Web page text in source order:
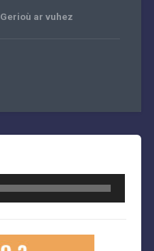
Gerioù ar vuhez